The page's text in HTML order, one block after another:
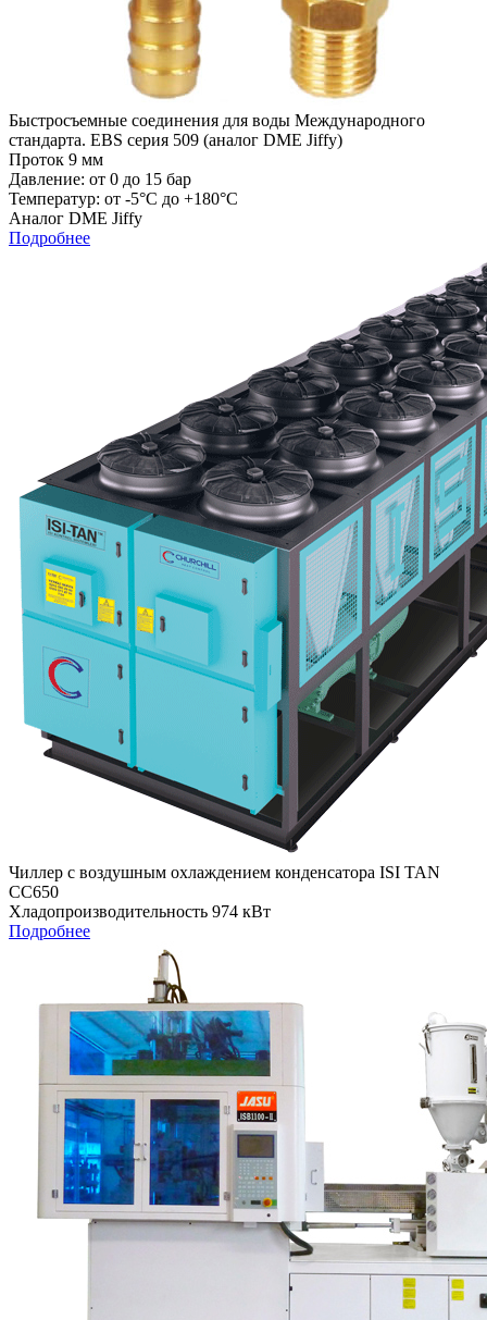
Быстросъемные соединения для воды Международного
стандарта. EBS серия 509 (аналог DME Jiffy)
Проток 9 мм
Давление: от 0 до 15 бар
Температур: от -5°C до +180°C
Аналог DME Jiffy
Подробнее
Чиллер с воздушным охлаждением конденсатора ISI TAN
СС650
Хладопроизводительность 974 кВт
Подробнее